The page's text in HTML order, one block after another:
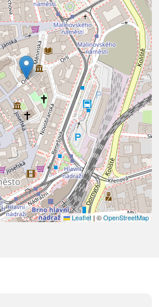
Leaflet |©OpenStreetMap